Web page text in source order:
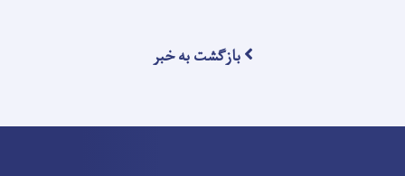
بازگشت به خبر